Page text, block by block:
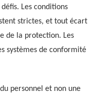
Les conditions
strictes, et tout écart
de la protection. Les
systèmes de conformité
personnel et non une